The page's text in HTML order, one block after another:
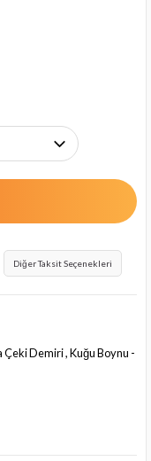
Diğer Taksit Seçenekleri
Demiri , Kuğu Boynu -